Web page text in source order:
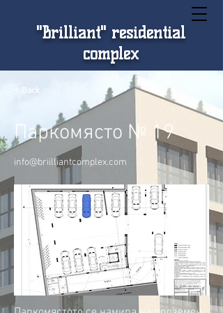
"Brilliant" residential
complex
< Back
Паркомясто № 19
info@briilliantcomplex.com